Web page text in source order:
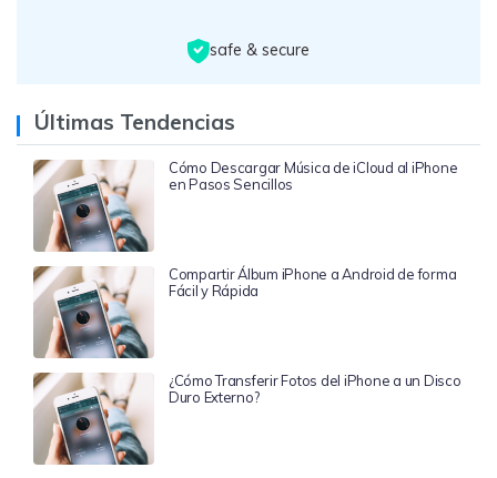
safe & secure
Últimas Tendencias
Cómo Descargar Música de iCloud al iPhone
en Pasos Sencillos
Compartir Álbum iPhone a Android de forma
Fácil y Rápida
¿Cómo Transferir Fotos del iPhone a un Disco
Duro Externo?